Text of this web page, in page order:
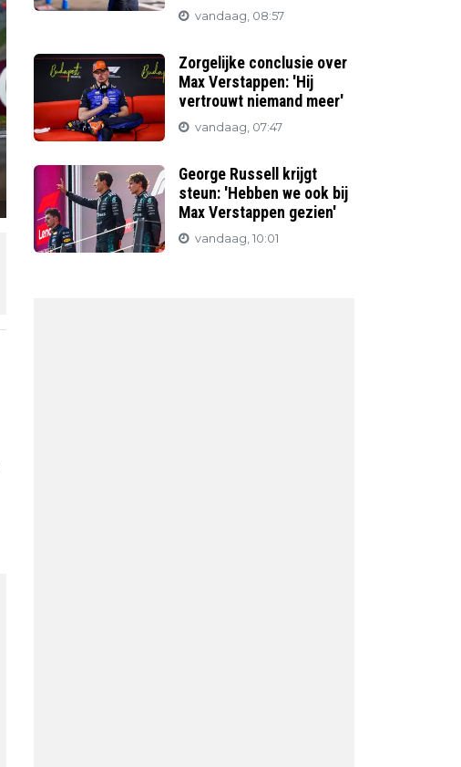
vandaag, 08:57
Zorgelijke conclusie over
Max Verstappen: 'Hij
vertrouwt niemand meer'
vandaag, 07:47
George Russell krijgt
steun: 'Hebben we ook bij
Max Verstappen gezien'
vandaag, 10:01